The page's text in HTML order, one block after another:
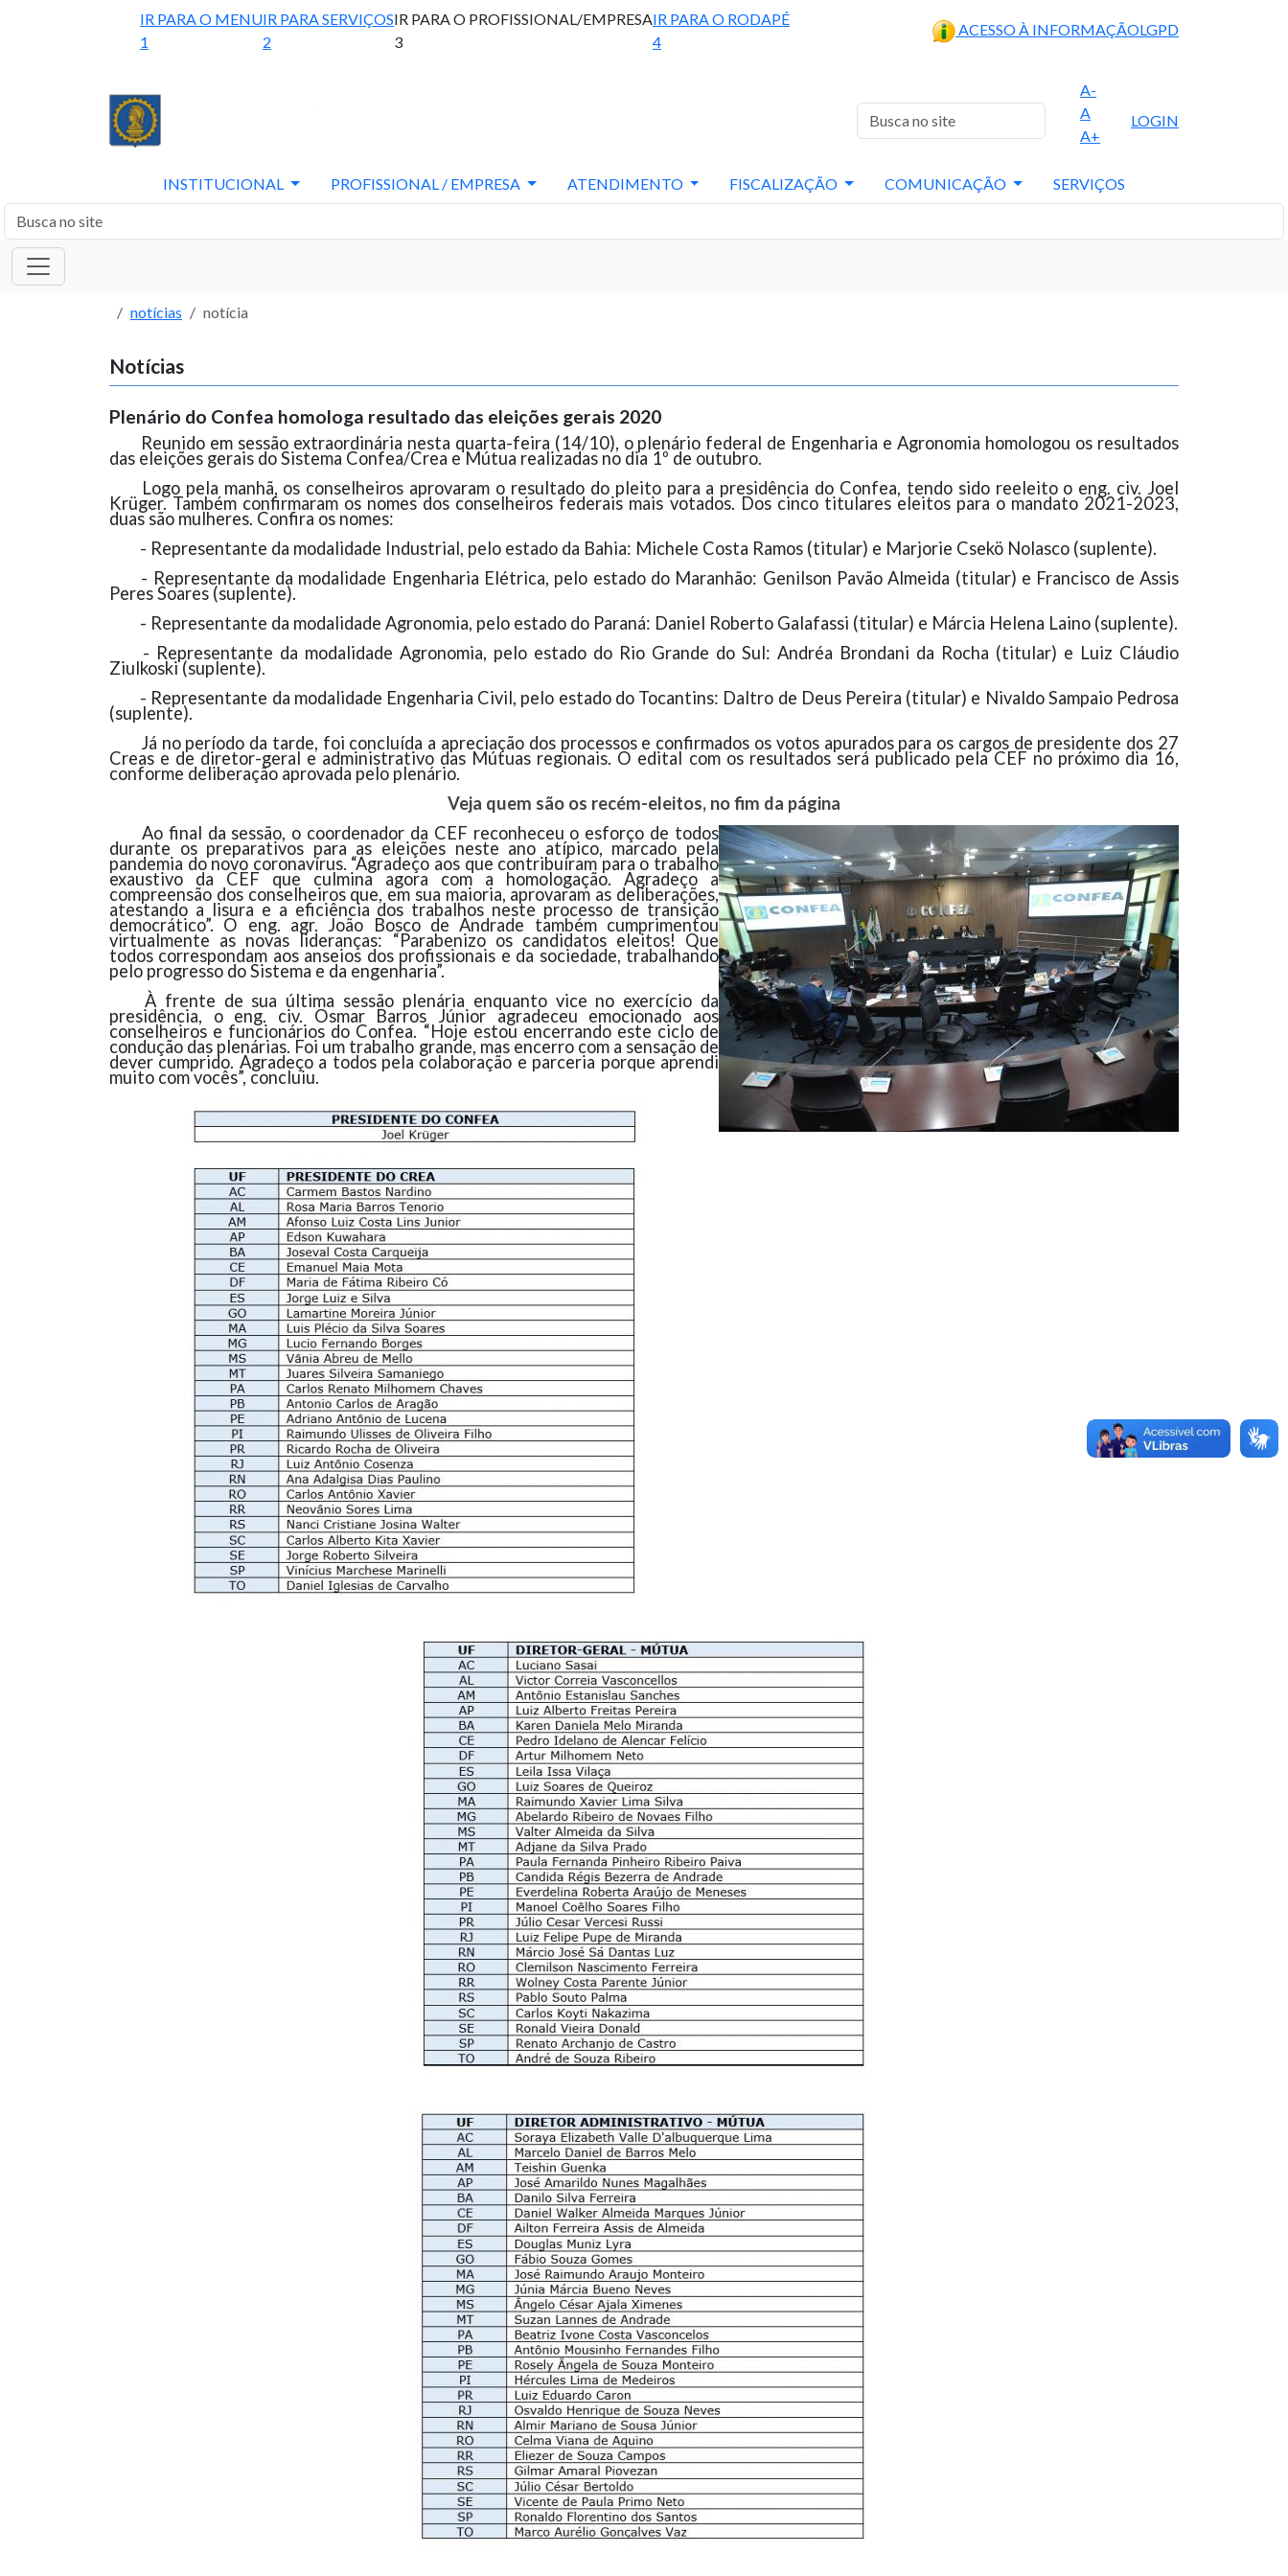
IR PARA O MENU
1
IR PARA SERVIÇOS
2
IR PARA O PROFISSIONAL/EMPRESA
3
IR PARA O RODAPÉ
4
ACESSO À INFORMAÇÃOLGPD
A-
A
A+
LOGIN
INSTITUCIONAL PROFISSIONAL / EMPRESA ATENDIMENTO FISCALIZAÇÃO COMUNICAÇÃO SERVIÇOS
notícias notícia
Notícias
Plenário do Confea homologa resultado das eleições gerais 2020
Reunido em sessão extraordinária nesta quarta-feira (14/10), o plenário federal de Engenharia e Agronomia homologou os resultados
das eleições gerais do Sistema Confea/Crea e Mútua realizadas no dia 1º de outubro.
Logo pela manhã, os conselheiros aprovaram o resultado do pleito para a presidência do Confea, tendo sido reeleito o eng. civ. Joel
Krüger. Também confirmaram os nomes dos conselheiros federais mais votados. Dos cinco titulares eleitos para o mandato 2021-2023,
duas são mulheres. Confira os nomes:
- Representante da modalidade Industrial, pelo estado da Bahia: Michele Costa Ramos (titular) e Marjorie Csekö Nolasco (suplente).
- Representante da modalidade Engenharia Elétrica, pelo estado do Maranhão: Genilson Pavão Almeida (titular) e Francisco de Assis
Peres Soares (suplente).
- Representante da modalidade Agronomia, pelo estado do Paraná: Daniel Roberto Galafassi (titular) e Márcia Helena Laino (suplente).
- Representante da modalidade Agronomia, pelo estado do Rio Grande do Sul: Andréa Brondani da Rocha (titular) e Luiz Cláudio
Ziulkoski (suplente).
- Representante da modalidade Engenharia Civil, pelo estado do Tocantins: Daltro de Deus Pereira (titular) e Nivaldo Sampaio Pedrosa
(suplente).
Já no período da tarde, foi concluída a apreciação dos processos e confirmados os votos apurados para os cargos de presidente dos 27
Creas e de diretor-geral e administrativo das Mútuas regionais. O edital com os resultados será publicado pela CEF no próximo dia 16,
conforme deliberação aprovada pelo plenário.
Veja quem são os recém-eleitos, no fim da página
Ao final da sessão, o coordenador da CEF reconheceu o esforço de todos
durante os preparativos para as eleições neste ano atípico, marcado pela
pandemia do novo coronavírus. “Agradeço aos que contribuíram para o trabalho
exaustivo da CEF que culmina agora com a homologação. Agradeço a
compreensão dos conselheiros que, em sua maioria, aprovaram as deliberações,
atestando a lisura e a eficiência dos trabalhos neste processo de transição
democrático”. O eng. agr. João Bosco de Andrade também cumprimentou
virtualmente as novas lideranças: “Parabenizo os candidatos eleitos! Que
todos correspondam aos anseios dos profissionais e da sociedade, trabalhando
pelo progresso do Sistema e da engenharia”.
À frente de sua última sessão plenária enquanto vice no exercício da
presidência, o eng. civ. Osmar Barros Júnior agradeceu emocionado aos
conselheiros e funcionários do Confea. “Hoje estou encerrando este ciclo de
condução das plenárias. Foi um trabalho grande, mas encerro com a sensação de
dever cumprido. Agradeço a todos pela colaboração e parceria porque aprendi
muito com vocês”, concluiu.